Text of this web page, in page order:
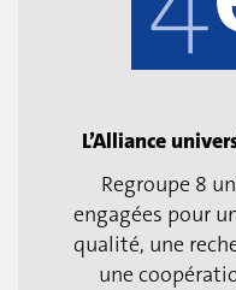
L’Alliance
Regroupe 8
engagées pour
qualité, une
une